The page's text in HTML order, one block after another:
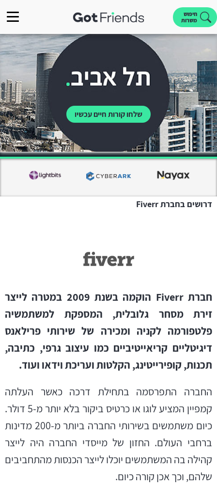
חיפוש
משרות
שלחו קורות חיים עכשיו
דרושים בחברת Fiverr
חברת Fiverr הוקמה בשנת 2009 במטרה לייצר
זירת מסחר גלובלית, המספקת למשתמשיה
פלטפורמה לקניה ומכירה של שירותי פרילאנס
דיגיטליים קריאייטיביים כמו עיצוב גרפי, כתיבה,
תכנות, קופירייטינג, הקלטות ועריכת וידאו ועוד.
החברה התפרסמה בתחילת דרכה כאשר העלתה
קמפיין המציע לוגו או כרטיס ביקור בלא יותר מ-5 דולר.
כיום משתמשים בשירותי החברה ביותר מ-200 מדינות
ברחבי העולם. החזון של מייסדי החברה היה לייצר
קהילה בה המשתמשים יוכלו לייצר הכנסות מהתחביבים
שלהם, וכך אכן קורה כיום.